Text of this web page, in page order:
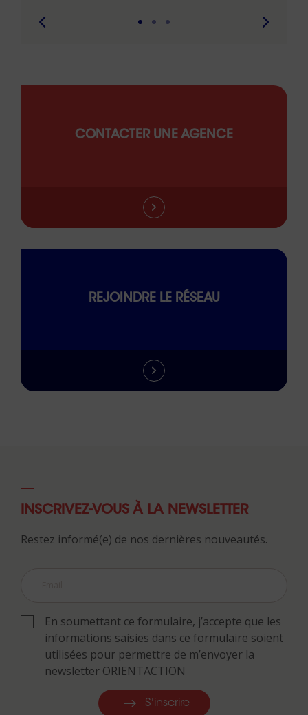
CONTACTER UNE AGENCE
REJOINDRE LE RÉSEAU
INSCRIVEZ-VOUS À LA NEWSLETTER
Restez informé(e) de nos dernières nouveautés.
En soumettant ce formulaire, j’accepte que les
informations saisies dans ce formulaire soient
utilisées pour permettre de m’envoyer la
newsletter ORIENTACTION
S'inscrire